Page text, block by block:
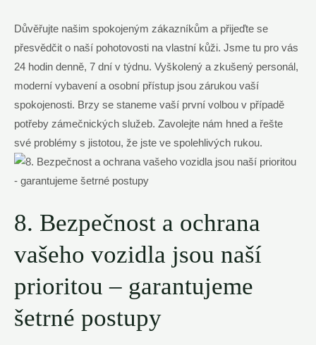
Důvěřujte našim spokojeným zákazníkům a přijeďte se
přesvědčit o naší pohotovosti na vlastní kůži. Jsme tu pro vás
24 hodin denně, 7 dní v týdnu. Vyškolený a zkušený personál,
moderní vybavení a osobní přístup jsou zárukou vaší
spokojenosti. Brzy se staneme vaší první volbou v případě
potřeby zámečnických služeb. Zavolejte nám hned a řešte
své problémy s jistotou, že jste ve spolehlivých rukou.
8. Bezpečnost a ochrana
vašeho vozidla jsou naší
prioritou – garantujeme
šetrné postupy